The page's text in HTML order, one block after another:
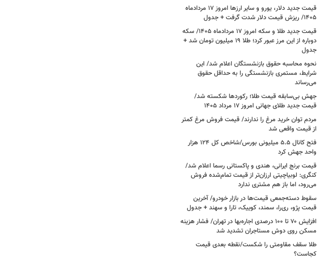
قیمت جدید دلار، یورو و سایر ارزها امروز ۱۷ مردادماه
۱۴۰۵/ ریزش قیمت دلار شدت گرفت + جدول
قیمت جدید طلا و سکه امروز ۱۷ مردادماه ۱۴۰۵/ سکه
دوباره از این مرز عبور کرد؛ طلا ۱۹ میلیون تومان شد +
جدول
نحوه محاسبه حقوق بازنشستگان اعلام شد/ این
شرایط، مستمری بازنشستگی را به حداقل حقوق
می‌رساند
جهش بی‌سابقه قیمت طلا؛ رکوردها شکسته شد/
قیمت جدید طلای جهانی امروز ۱۷ مرداد ۱۴۰۵
مردم توان خرید مرغ را ندارند/ قیمت فروش مرغ کمتر
از قیمت واقعی شد
فتح کانال ۵.۵ میلیونی بورس/شاخص کل ۱۲۴ هزار
واحد جهش کرد
قیمت برنج ایرانی، هندی و پاکستانی رسما اعلام شد/
کنگری: لوبیاچیتی ارزان‌تر از قیمت تمام‌شده فروش
می‌رود، اما باز هم مشتری ندارد
سقوط دسته‌جمعی قیمت‌ها در بازار خودرو/ آخرین
قیمت پژو، ری‌را، سمند، کوییک، تارا و سهند + جدول
افزایش ۷۰ تا ۱۰۰ درصدی اجاره‌بها در تهران/ فشار هزینه
مسکن روی دوش مستاجران تشدید شد
طلا سقف مقاومتی را شکست/نقطه بعدی قیمت
کجاست؟